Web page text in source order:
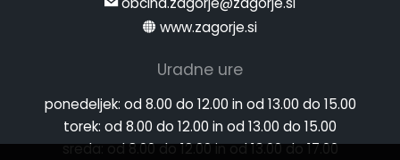
www.zagorje.si
Uradne ure
ponedeljek: od 8.00 do 12.00 in od 13.00 do 15.00
torek: od 8.00 do 12.00 in od 13.00 do 15.00
sreda:od 8.00 do 12.00 in od 13.00 do 17.00